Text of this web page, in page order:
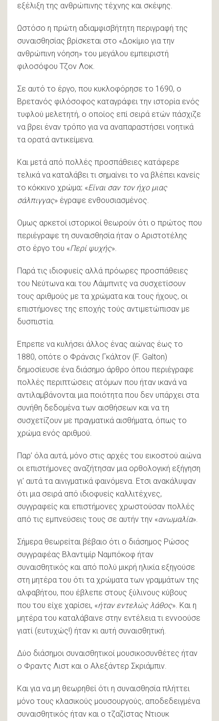
εξέλιξη της ανθρώπινης τέχνης και σκέψης.
Ωστόσο η πρώτη αδιαμφισβήτητη περιγραφή της
συναισθησίας βρίσκεται στο «Δοκίμιο για την
ανθρώπινη νόηση» του μεγάλου εμπειριστή
φιλοσόφου Τζον Λοκ.
Σε αυτό το έργο, που κυκλοφόρησε το 1690, ο
Βρετανός φιλόσοφος καταγράφει την ιστορία ενός
τυφλού μελετητή, ο οποίος επί σειρά ετών πάσχιζε
να βρει έναν τρόπο για να αναπαραστήσει νοητικά
τα ορατά αντικείμενα.
Και μετά από πολλές προσπάθειες κατάφερε
τελικά να καταλάβει τι σημαίνει το να βλέπει κανείς
το κόκκινο χρώμα: «Είναι σαν τον ήχο μιας
σάλπιγγας» έγραψε ενθουσιασμένος.
Ομως αρκετοί ιστορικοί θεωρούν ότι ο πρώτος που
περιέγραψε τη συναισθησία ήταν ο Αριστοτέλης
στο έργο του «Περί ψυχής».
Παρά τις ιδιοφυείς αλλά πρόωρες προσπάθειες
του Νεύτωνα και του Λάιμπνιτς να συσχετίσουν
τους αριθμούς με τα χρώματα και τους ήχους, οι
επιστήμονες της εποχής τούς αντιμετώπισαν με
δυσπιστία.
Επρεπε να κυλήσει άλλος ένας αιώνας έως το
1880, οπότε ο Φράνσις Γκάλτον (F. Galton)
δημοσίευσε ένα διάσημο άρθρο όπου περιέγραφε
πολλές περιπτώσεις ατόμων που ήταν ικανά να
αντιλαμβάνονται μια ποιότητα που δεν υπάρχει στα
συνήθη δεδομένα των αισθήσεων και να τη
συσχετίζουν με πραγματικά αισθήματα, όπως το
χρώμα ενός αριθμού.
Παρ’ όλα αυτά, μόνο στις αρχές του εικοστού αιώνα
οι επιστήμονες αναζήτησαν μια ορθολογική εξήγηση
γι’ αυτά τα αινιγματικά φαινόμενα. Ετσι ανακάλυψαν
ότι μια σειρά από ιδιοφυείς καλλιτέχνες,
συγγραφείς και επιστήμονες χρωστούσαν πολλές
από τις εμπνεύσεις τους σε αυτήν την «ανωμαλία».
Σήμερα θεωρείται βέβαιο ότι ο διάσημος Ρώσος
συγγραφέας Βλαντιμίρ Ναμπόκοφ ήταν
συναισθητικός και από πολύ μικρή ηλικία εξηγούσε
στη μητέρα του ότι τα χρώματα των γραμμάτων της
αλφαβήτου, που έβλεπε στους ξύλινους κύβους
που του είχε χαρίσει, «ήταν εντελώς λάθος». Και η
μητέρα του καταλάβαινε στην εντέλεια τι εννοούσε
γιατί (ευτυχώς!) ήταν κι αυτή συναισθητική.
Δύο διάσημοι συναισθητικοί μουσικοσυνθέτες ήταν
ο Φραντς Λιστ και ο Αλεξάντερ Σκριάμπιν.
Και για να μη θεωρηθεί ότι η συναισθησία πλήττει
μόνο τους κλασικούς μουσουργούς, αποδεδειγμένα
συναισθητικός ήταν και ο τζαζίστας Ντιουκ